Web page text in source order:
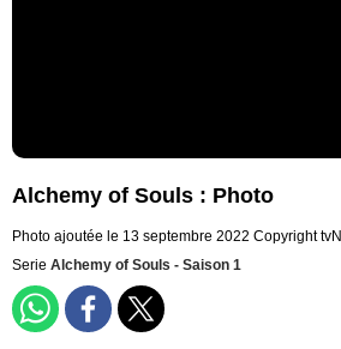
Alchemy of Souls : Photo
Photo ajoutée le 13 septembre 2022 Copyright tvN
Serie Alchemy of Souls - Saison 1